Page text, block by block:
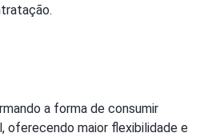
a forma de consumir
oferecendo maior flexibilidade e